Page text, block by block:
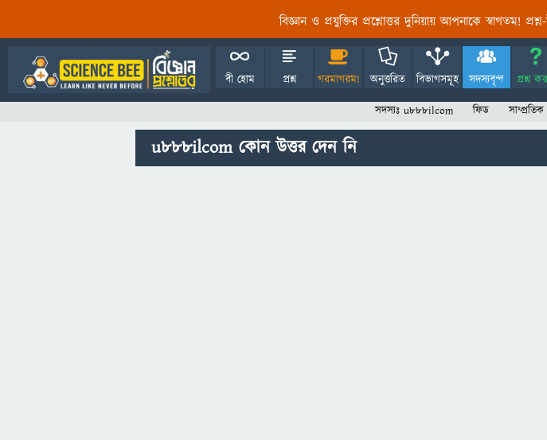
বিজ্ঞান ও প্রযুক্তির প্রশ্নোত্তর দুনিয়ায় আপনাকে স্বাগতম!
বী হোম প্রশ্ন গরমাগরম! অনুত্তরিত বিভাগসমূহ সদস্যবৃন্দ প্রশ্ন
সদস্যঃ u888ilcom ফিড সাম্প্রতিক
u888ilcom কোন উত্তর দেন নি